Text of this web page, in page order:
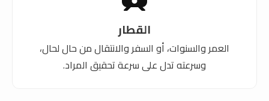
القطار
العمر والسنوات، أو السفر والانتقال من حال لحال،
وسرعته تدل على سرعة تحقيق المراد.